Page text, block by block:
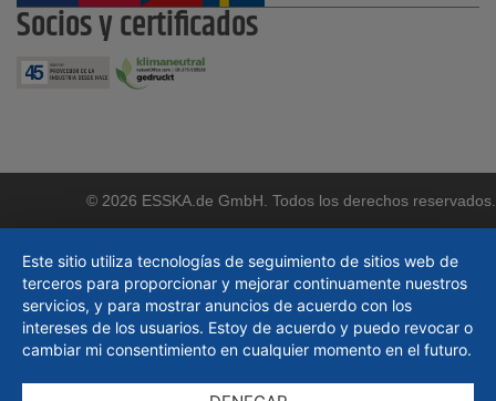
Socios y certificados
© 2026 ESSKA.de GmbH. Todos los derechos reservados.
Este sitio utiliza tecnologías de seguimiento de sitios web de
terceros para proporcionar y mejorar continuamente nuestros
servicios, y para mostrar anuncios de acuerdo con los
intereses de los usuarios. Estoy de acuerdo y puedo revocar o
cambiar mi consentimiento en cualquier momento en el futuro.